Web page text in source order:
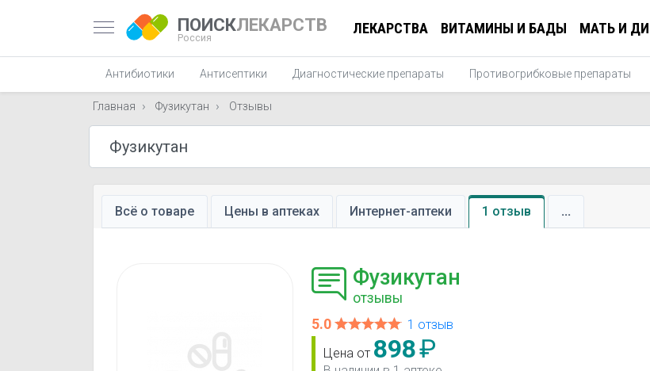
ПОИСКЛЕКАРСТВ
Россия
ЛЕКАРСТВА ВИТАМИНЫ И БАДЫ МАТЬ И
Антибиотики Антисептики Диагностические препараты Противогрибковые препараты
Главная Фузикутан Отзывы
Всё о товаре Цены в аптеках Интернет-аптеки 1 отзыв ...
Фузикутан
отзывы
5.0
1 отзыв
Цена от 898₽